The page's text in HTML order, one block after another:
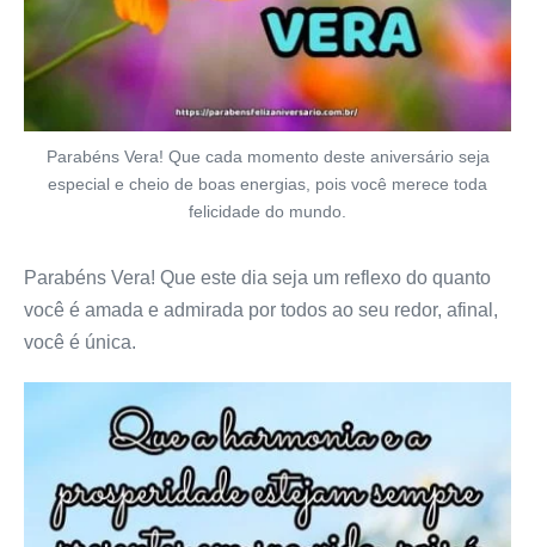
Parabéns Vera! Que cada momento deste aniversário seja
especial e cheio de boas energias, pois você merece toda
felicidade do mundo.
Parabéns Vera! Que este dia seja um reflexo do quanto
você é amada e admirada por todos ao seu redor, afinal,
você é única.